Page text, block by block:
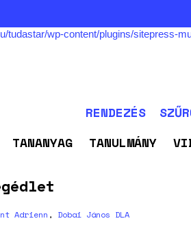
tudastar/wp-content/plugins/sitepress-
RENDEZÉS
TANANYAG TANULMÁNY
Adrienn , Dobai János DLA